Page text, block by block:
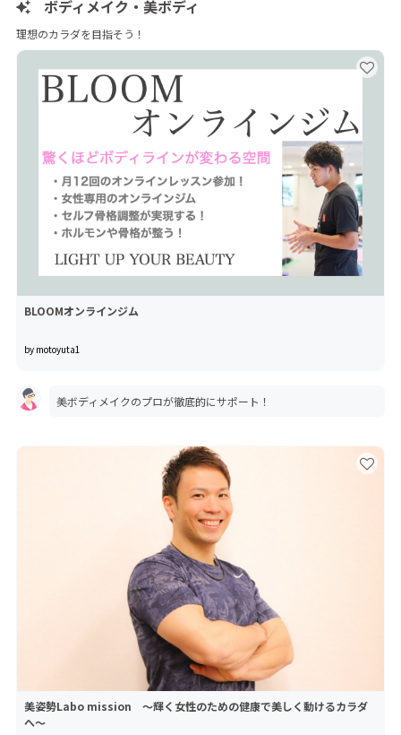
ボディメイク・美ボディ
理想のカラダを目指そう！
BLOOMオンラインジム
by motoyuta1
美ボディメイクのプロが徹底的にサポート！
美姿勢Labo mission 〜輝く女性のための健康で美しく動けるカラダ
へ〜